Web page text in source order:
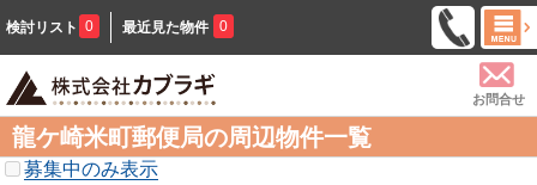
検討リスト 0 最近見た物件 0
お問合せ
龍ケ崎米町郵便局の周辺物件一覧
募集中のみ表示